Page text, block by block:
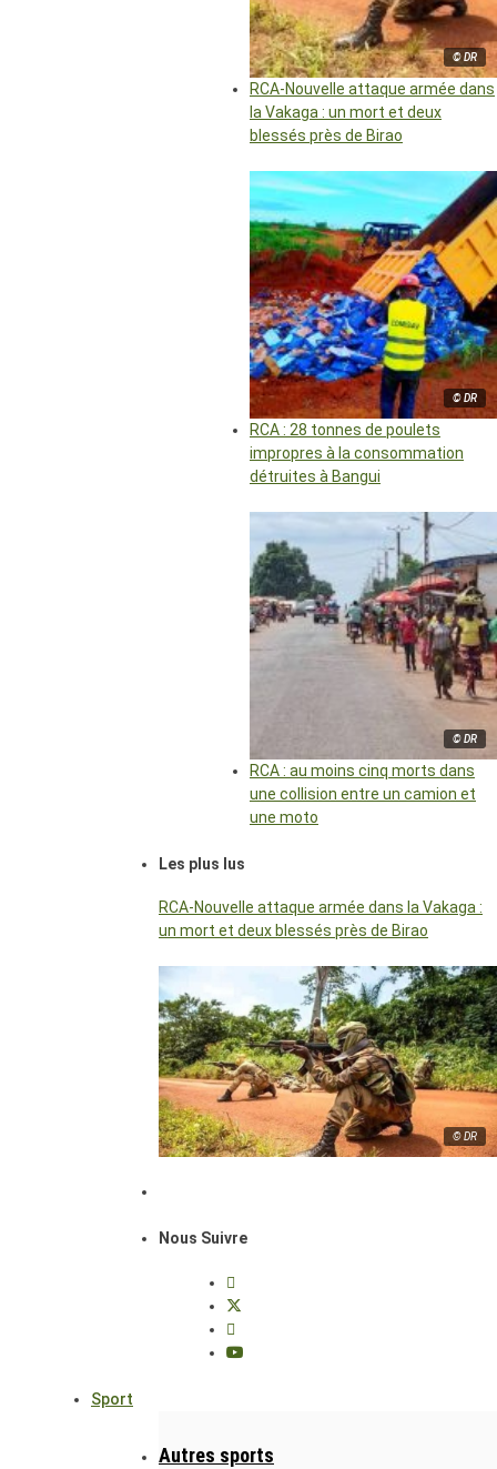
© DR
RCA-Nouvelle attaque armée dans
la Vakaga : un mort et deux
blessés près de Birao
© DR
RCA : 28 tonnes de poulets
impropres à la consommation
détruites à Bangui
© DR
RCA : au moins cinq morts dans
une collision entre un camion et
une moto
Les plus lus
RCA-Nouvelle attaque armée dans la Vakaga :
un mort et deux blessés près de Birao
© DR
Nous Suivre
Sport
Autres sports